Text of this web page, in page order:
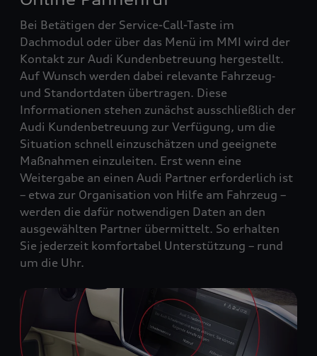
Bei Betätigen der Service-Call-Taste im
Dachmodul oder über das Menü im MMI wird der
Kontakt zur Audi Kundenbetreuung hergestellt.
Auf Wunsch werden dabei relevante Fahrzeug‑
und Standortdaten übertragen. Diese
Informationen stehen zunächst ausschließlich der
Audi Kundenbetreuung zur Verfügung, um die
Situation schnell einzuschätzen und geeignete
Maßnahmen einzuleiten. Erst wenn eine
Weitergabe an einen Audi Partner erforderlich ist
– etwa zur Organisation von Hilfe am Fahrzeug –
werden die dafür notwendigen Daten an den
ausgewählten Partner übermittelt. So erhalten
Sie jederzeit komfortabel Unterstützung – rund
um die Uhr.